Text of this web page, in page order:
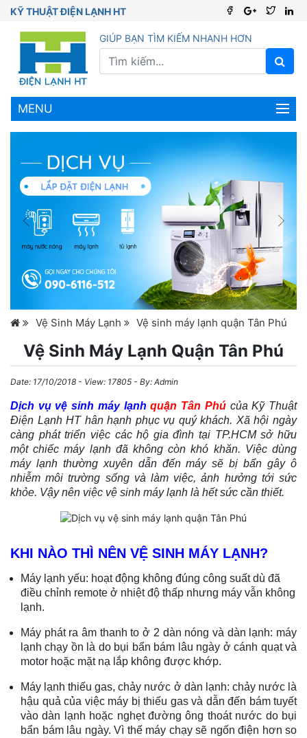
KỸ THUẬT ĐIỆN LẠNH HT
GIÚP BẠN TÌM KIẾM NHANH HƠN
MENU
Vệ Sinh Máy Lạnh Vệ sinh máy lạnh quận Tân Phú
Vệ Sinh Máy Lạnh Quận Tân Phú
Date: 17/10/2018 - View: 17805 - By: Admin
Dịch vụ vệ sinh máy lạnh quận Tân Phú của Kỹ Thuật
Điện Lạnh HT hân hạnh phục vụ quý khách. Xã hội ngày
càng phát triển việc các hộ gia đình tại TP.HCM sở hữu
một chiếc máy lạnh đã không còn khó khăn. Việc dùng
máy lạnh thường xuyên dẫn đến máy sẽ bị bẩn gây ô
nhiễm môi trường sống và làm việc, ảnh hưởng tới sức
khỏe. Vậy nên việc vệ sinh máy lạnh là hết sức cần thiết.
KHI NÀO THÌ NÊN VỆ SINH MÁY LẠNH?
Máy lạnh yếu: hoạt động không đúng công suất dù đã
điều chỉnh remote ở nhiệt độ thấp nhưng máy vẫn không
lạnh.
Máy phát ra âm thanh to ở 2 dàn nóng và dàn lạnh: máy
lạnh chạy ồn là do bụi bẩn bám lâu ngày ở cánh quạt và
motor hoặc mặt nạ lắp không được khớp.
Máy lạnh thiếu gas, chảy nước ở dàn lạnh: chảy nước là
hậu quả của việc máy bị thiếu gas và dẫn đến bám tuyết
vào dàn lạnh hoặc nghẹt đường ông thoát nước do bụi
bẩn bám lâu ngày. Vì thế máy chạy sẽ ngốn điện hơn so